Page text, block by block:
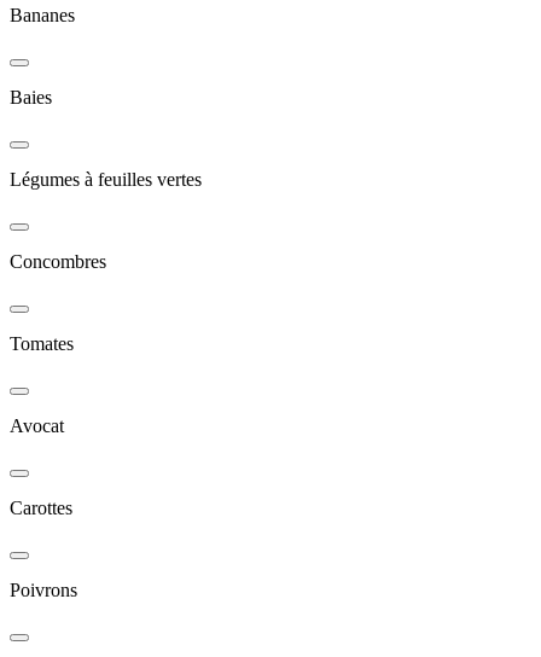
Bananes
Baies
Légumes à feuilles vertes
Concombres
Tomates
Avocat
Carottes
Poivrons